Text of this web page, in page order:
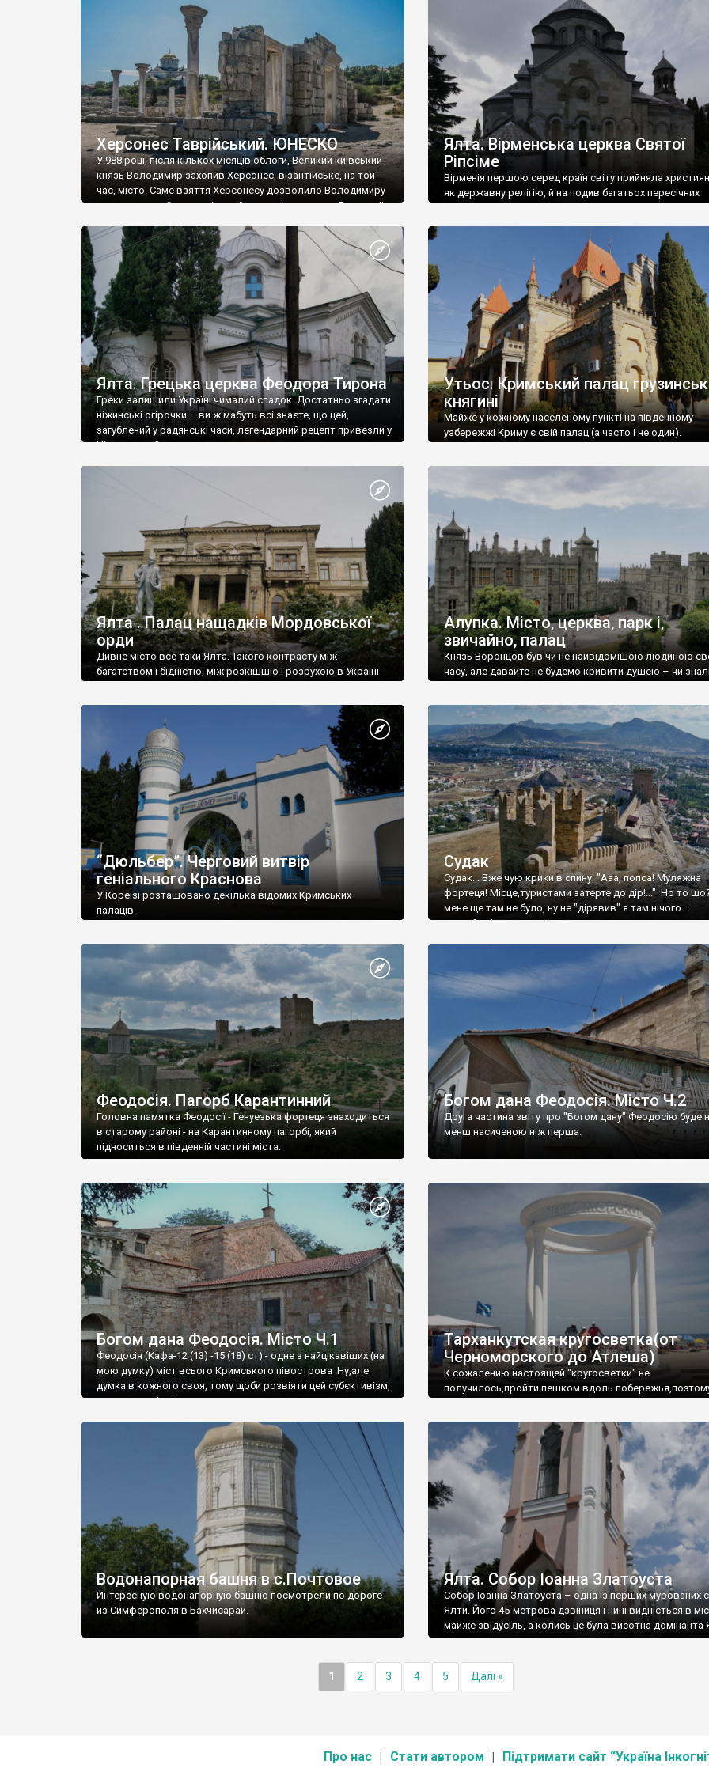
візантійської доби. Раритети викрадені з фондів об’єкту
культурної спадщини ЮНЕСКО «Херсонеса Таврійського».
Офіційно – на виставку «Золото Візантії», але експерти та
влада в Україні вважають це лише […]
називаються «повстяками» (postaki)…” “Вино. Крим
виробляє відмінне вино і його вдосталь: воно все
легке біле і дуже […]
Херсонес Таврійський. ЮНЕСКО
У 988 році, після кількох місяців облоги, Великий київський
князь Володимир захопив Херсонес, візантійське, на той
час, місто. Саме взяття Херсонесу дозволило Володимиру
диктувати свої умови візантійському імператору Василю ІІ,
Херсонесі Володимир-язичник, став Василем-
християнином. А потім було Хрещення Русі. На честь
Херсонесу Таврійського названо місто […]
Ялта. Вірменська церква Святої
Ріпсіме
Вірменія першою серед країн світу прийняла
як державну релігію, й на подив багатьох пересічних
Ялта. Грецька церква Феодора Тирона
Греки залишили Україні чималий спадок. Достатньо згадати
ніжинські огірочки – ви ж мабуть всі знаєте, що цей,
загублений у радянські часи, легендарний рецепт привезли у
Ніжин греки?
Утьос. Кримський палац
княгині
Майже у кожному населеному пункті на південному
узбережжі Криму є свій палац (а часто і не один).
Ялта . Палац нащадків Мордовської
орди
Дивне місто все таки Ялта. Такого контрасту між
багатством і бідністю, між розкішшю і розрухою в Україні
Алупка. Місто, церква, парк і,
звичайно, палац
Князь Воронцов був чи не найвідомішою людиною
часу, але давайте не будемо кривити душею – чи
“Дюльбер”. Черговий витвір
геніального Краснова
У Кореїзі розташовано декілька відомих Кримських
палаців.
Судак
Судак... Вже чую крики в спину: "Ааа, попса! Муляжна
фортеця! Місце,туристами затерте до дір!..." Но то
мене ще там не було, ну не "дірявив" я там нічого...
принаймні до цього літа.
Феодосія. Пагорб Карантинний
Головна памятка Феодосії - Генуезька фортеця знаходиться
в старому районі - на Карантинному пагорбі, який
підноситься в південній частині міста.
Богом дана Феодосія. Місто Ч.2
Друга частина звіту про "Богом дану" Феодосію буде
менш насиченою ніж перша.
Богом дана Феодосія. Місто Ч.1
Феодосія (Кафа-12 (13) -15 (18) ст) - одне з найцікавіших (на
мою думку) міст всього Кримського півострова .Ну,але
думка в кожного своя, тому щоби розвіяти цей субєктивізм,
запрошую відвідати це
Тарханкутская кругосветка(от
Черноморского до Атлеша)
К сожалению настоящей "кругосветки" не
получилось,пройти пешком вдоль
Водонапорная башня в с.Почтовое
Интересную водонапорную башню посмотрели по дороге
из Симферополя в Бахчисарай.
Ялта. Собор Іоанна Златоуста
Собор Іоанна Златоуста – одна із перших мурованих
Ялти. Його 45-метрова дзвіниця і нині видніється в
майже звідусіль, а колись це була висотна домінанта
1 2 3 4 5 Далі »
Про нас Стати автором Підтримати сайт “Україна